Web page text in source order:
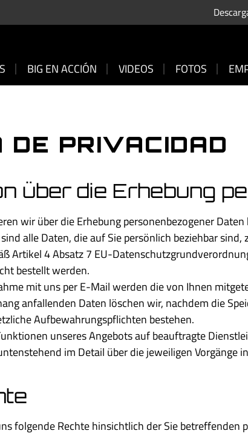
BIG EN ACCIÓN VIDEOS FOTOS
DE PRIVACIDAD
über die Erhebung
wir über die Erhebung personenbezogener
alle Daten, die auf Sie persönlich beziehbar
Artikel 4 Absatz 7 EU-
bestellt werden.
mit uns per E-Mail werden die von Ihnen
anfallenden Daten löschen wir, nachdem die
Aufbewahrungspflichten bestehen.
unseres Angebots auf beauftragte
im Detail über die jeweiligen
folgende Rechte hinsichtlich der Sie betreffenden